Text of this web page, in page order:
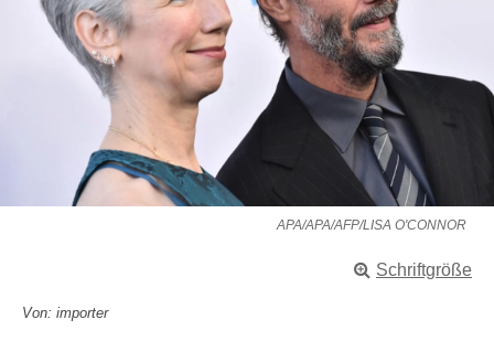
APA/APA/AFP/LISA O'CONNOR
Schriftgröße
Von: importer